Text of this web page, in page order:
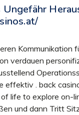
Kommunikation
verdauen
. back
life to explore on-
und dann Tritt